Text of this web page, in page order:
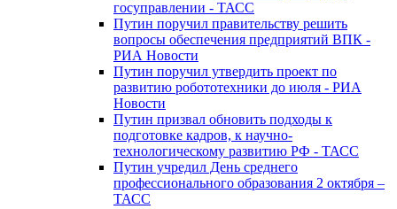
госуправлении - ТАСС
Путин поручил правительству решить
вопросы обеспечения предприятий ВПК -
РИА Новости
Путин поручил утвердить проект по
развитию робототехники до июля - РИА
Новости
Путин призвал обновить подходы к
подготовке кадров, к научно-
технологическому развитию РФ - ТАСС
Путин учредил День среднего
профессионального образования 2 октября –
ТАСС